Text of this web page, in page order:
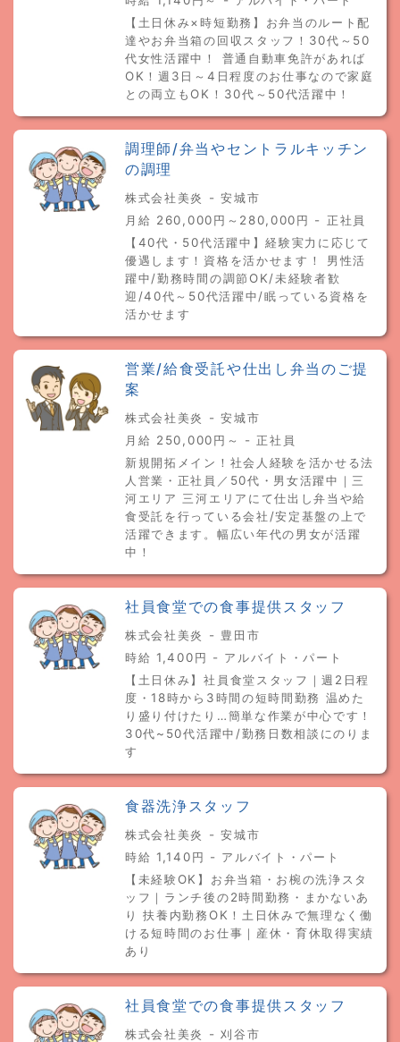
【土日休み×時短勤務】お弁当のルート配
達やお弁当箱の回収スタッフ！30代～50
代女性活躍中！ 普通自動車免許があれば
OK！週3日～4日程度のお仕事なので家庭
との両立もOK！30代～50代活躍中！
調理師/弁当やセントラルキッチン
の調理
株式会社美炎 - 安城市
月給 260,000円～280,000円 - 正社員
【40代・50代活躍中】経験実力に応じて
優遇します！資格を活かせます！ 男性活
躍中/勤務時間の調節OK/未経験者歓
迎/40代～50代活躍中/眠っている資格を
活かせます
営業/給食受託や仕出し弁当のご提
案
株式会社美炎 - 安城市
月給 250,000円～ - 正社員
新規開拓メイン！社会人経験を活かせる法
人営業・正社員／50代・男女活躍中｜三
河エリア 三河エリアにて仕出し弁当や給
食受託を行っている会社/安定基盤の上で
活躍できます。幅広い年代の男女が活躍
中！
社員食堂での食事提供スタッフ
株式会社美炎 - 豊田市
時給 1,400円 - アルバイト・パート
【土日休み】社員食堂スタッフ｜週2日程
度・18時から3時間の短時間勤務 温めた
り盛り付けたり…簡単な作業が中心です！
30代~50代活躍中/勤務日数相談にのりま
す
食器洗浄スタッフ
株式会社美炎 - 安城市
時給 1,140円 - アルバイト・パート
【未経験OK】お弁当箱・お椀の洗浄スタ
ッフ｜ランチ後の2時間勤務・まかないあ
り 扶養内勤務OK！土日休みで無理なく働
ける短時間のお仕事｜産休・育休取得実績
あり
社員食堂での食事提供スタッフ
株式会社美炎 - 刈谷市